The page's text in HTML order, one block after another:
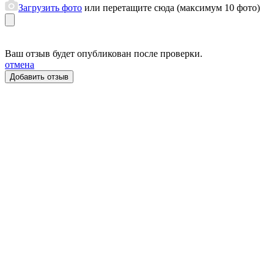
Загрузить фото или перетащите сюда (максимум 10 фото)
Ваш отзыв будет опубликован после проверки.
отмена